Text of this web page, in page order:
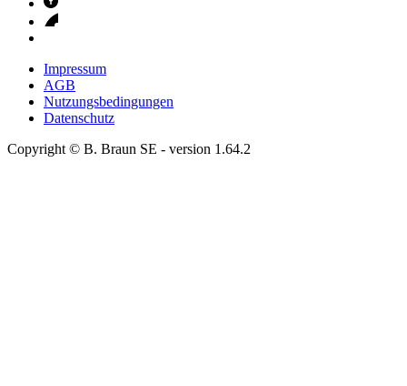
Impressum
AGB
Nutzungsbedingungen
Datenschutz
Copyright © B. Braun SE - version 1.64.2